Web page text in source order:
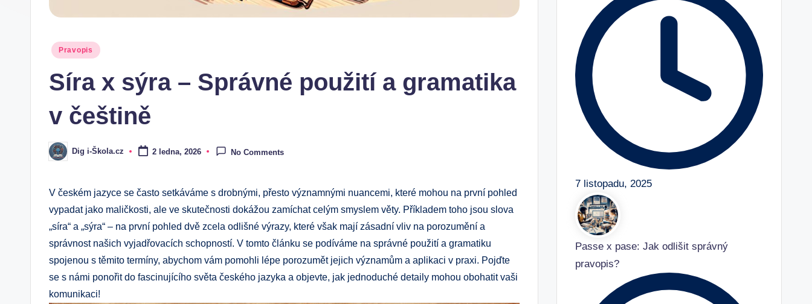
Posted
Pravopis
Síra x sýra – Správné použití a gramatika
v češtině
Posted
by
Dig i-Škola.cz 2 ledna, 2026 No Comments
V českém jazyce se často setkáváme s drobnými, přesto významnými nuancemi, které mohou na první pohled
vypadat jako maličkosti, ale ve skutečnosti dokážou zamíchat celým smyslem věty. Příkladem toho jsou slova
„síra“ a „sýra“ – na první pohled dvě zcela odlišné výrazy, které však mají zásadní vliv na porozumění a
správnost našich vyjadřovacích schopností. V tomto článku se podíváme na správné použití a gramatiku
spojenou s těmito termíny, abychom vám pomohli lépe porozumět jejich významům a aplikaci v praxi. Pojďte
se s námi ponořit do fascinujícího světa českého jazyka a objevte, jak jednoduché detaily mohou obohatit vaši
komunikaci!
7 listopadu, 2025
Passe x pase: Jak odlišit správný
pravopis?